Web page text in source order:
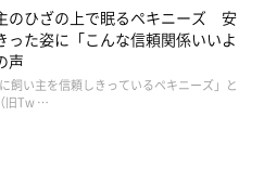
のひざの上で眠るペキニーズ 安
った姿に「こんな信頼関係いいよ
声
に飼い主を信頼しきっているペキニーズ」と
旧Tw …